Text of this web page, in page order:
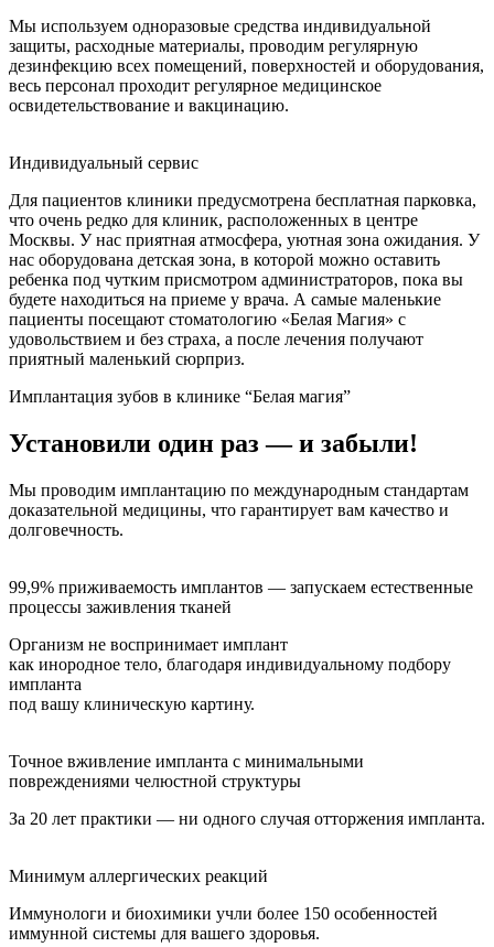
Мы используем одноразовые средства индивидуальной
защиты, расходные материалы, проводим регулярную
дезинфекцию всех помещений, поверхностей и оборудования,
весь персонал проходит регулярное медицинское
освидетельствование и вакцинацию.
Индивидуальный сервис
Для пациентов клиники предусмотрена бесплатная парковка,
что очень редко для клиник, расположенных в центре
Москвы. У нас приятная атмосфера, уютная зона ожидания. У
нас оборудована детская зона, в которой можно оставить
ребенка под чутким присмотром администраторов, пока вы
будете находиться на приеме у врача. А самые маленькие
пациенты посещают стоматологию «Белая Магия» с
удовольствием и без страха, а после лечения получают
приятный маленький сюрприз.
Имплантация зубов в клинике “Белая магия”
Установили один раз — и забыли!
Мы проводим имплантацию по международным стандартам
доказательной медицины, что гарантирует вам качество и
долговечность.
99,9% приживаемость имплантов — запускаем естественные
процессы заживления тканей
Организм не воспринимает имплант
как инородное тело, благодаря индивидуальному подбору
импланта
под вашу клиническую картину.
Точное вживление импланта с минимальными
повреждениями челюстной структуры
За 20 лет практики — ни одного случая отторжения импланта.
Минимум аллергических реакций
Иммунологи и биохимики учли более 150 особенностей
иммунной системы для вашего здоровья.